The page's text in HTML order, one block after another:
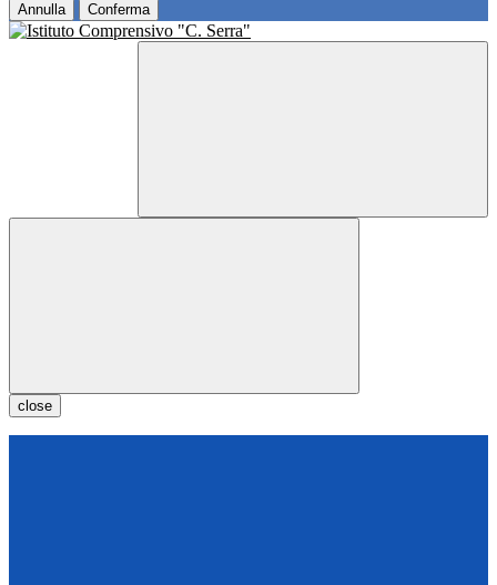
Annulla Conferma
close